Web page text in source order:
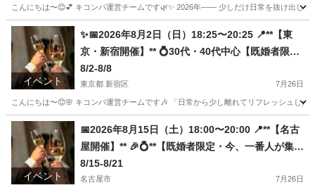
こんにちは〜😊💕 キコンパ運営チームです🌿✨ 2026年―― 少しだけ日常を抜け出し
大阪 大阪市 パーティー 40代
イベント
✨📅2026年8月2日（日）18:25〜20:25 📍**【東
京・新宿開催】** 💍30代・40代中心【既婚者限
定】 🌟聞き上手な高ステータス男性が集合！
8/2-8/8
東京都 新宿区 7月26日
こんにちは〜😊🌸 キコンパ運営チームです🎶 「日常から少し離れてリフレッシュし
東京 新宿区 パーティー 既婚
イベント
📅2026年8月15日（土）18:00〜20:00 📍**【名古
屋開催】** 🎉💍**【既婚者限定・今、一番人が集ま
る飲み会】** 30代・40代中心｜BIGキコンパ✨業
界最大級の完全貸切パーティー
8/15-8/21
名古屋市 7月26日